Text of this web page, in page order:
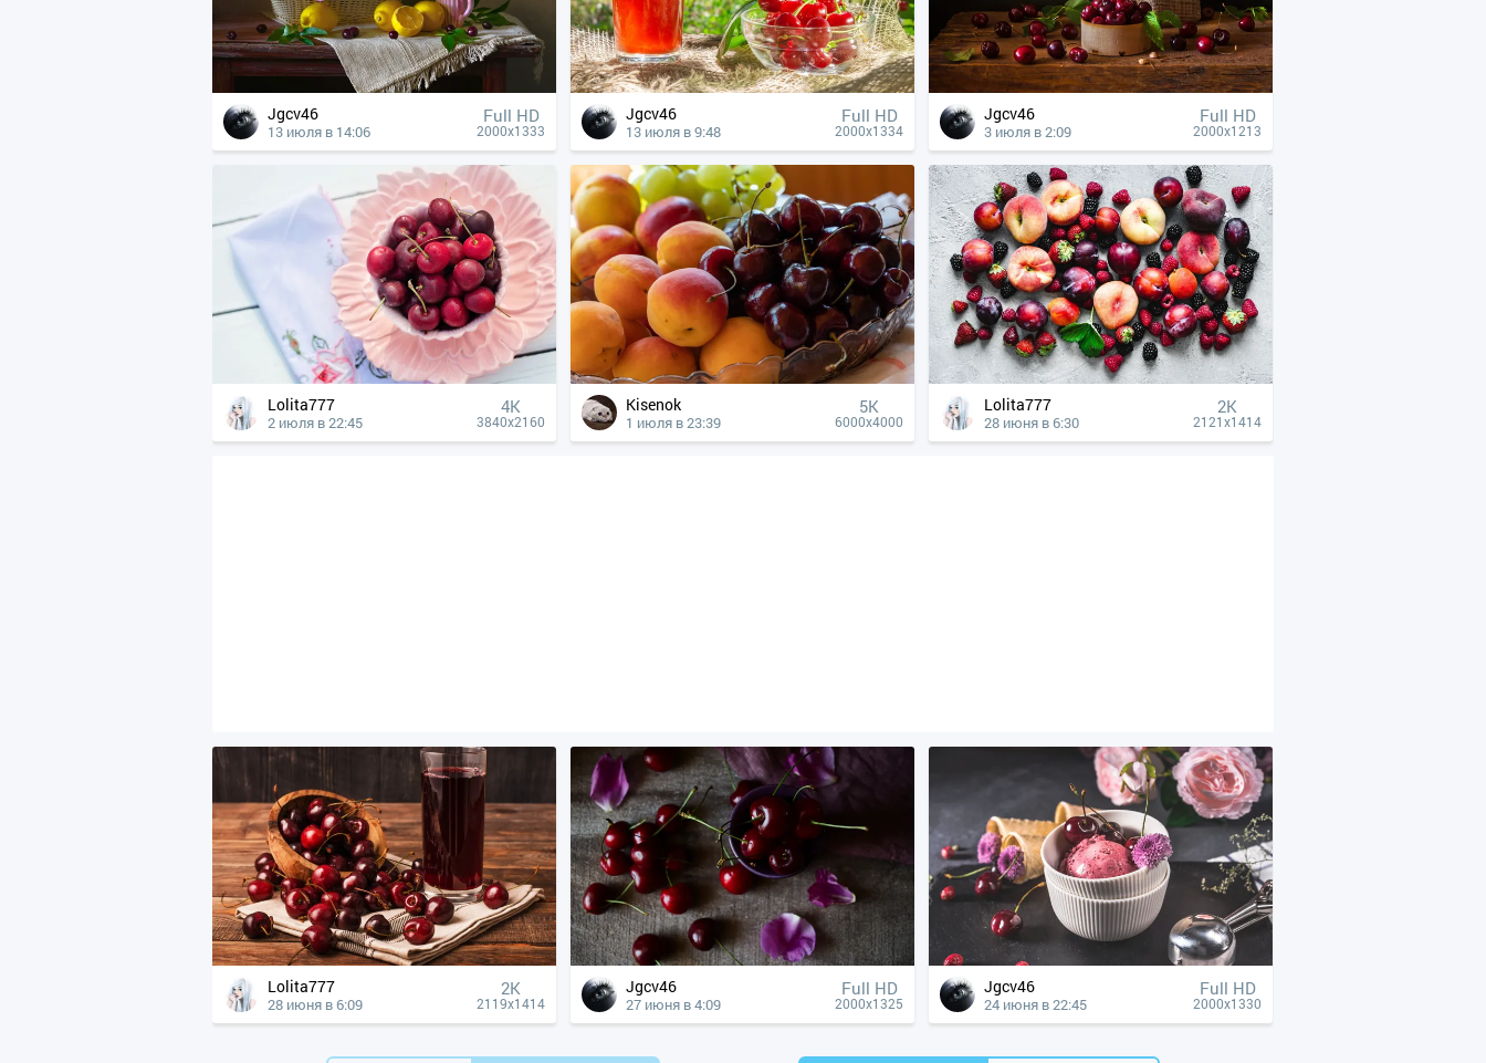
Jgcv46
13 июля в 14:06
Full HD
2000x1333
Jgcv46
13 июля в 9:48
Full HD
2000x1334
Jgcv46
3 июля в 2:09
Full HD
2000x1213
Lolita777
2 июля в 22:45
4К
3840x2160
Kisenok
1 июля в 23:39
5K
6000x4000
Lolita777
28 июня в 6:30
2K
2121x1414
Lolita777
28 июня в 6:09
2K
2119x1414
Jgcv46
27 июня в 4:09
Full HD
2000x1325
Jgcv46
24 июня в 22:45
Full HD
2000x1330